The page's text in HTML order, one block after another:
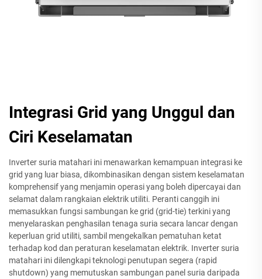
Integrasi Grid yang Unggul dan
Ciri Keselamatan
Inverter suria matahari ini menawarkan kemampuan integrasi ke
grid yang luar biasa, dikombinasikan dengan sistem keselamatan
komprehensif yang menjamin operasi yang boleh dipercayai dan
selamat dalam rangkaian elektrik utiliti. Peranti canggih ini
memasukkan fungsi sambungan ke grid (grid-tie) terkini yang
menyelaraskan penghasilan tenaga suria secara lancar dengan
keperluan grid utiliti, sambil mengekalkan pematuhan ketat
terhadap kod dan peraturan keselamatan elektrik. Inverter suria
matahari ini dilengkapi teknologi penutupan segera (rapid
shutdown) yang memutuskan sambungan panel suria daripada